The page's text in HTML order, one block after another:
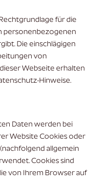
für die
personenbezogenen
Die einschlägigen
von
Webseite erhalten
Hinweise.
Daten werden bei
Website Cookies oder
allgemein
Cookies sind
von Ihrem Browser auf